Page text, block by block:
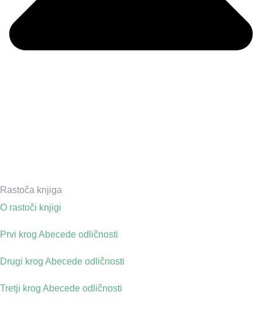
Rastoča knjiga
O rastoči knjigi
Prvi krog Abecede odličnosti
Drugi krog Abecede odličnosti
Tretji krog Abecede odličnosti